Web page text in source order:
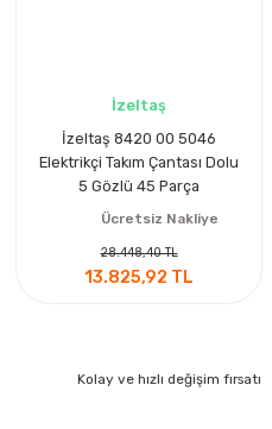
İzeltaş
İzeltaş 8420 00 5046
Elektrikçi Takım Çantası Dolu
5 Gözlü 45 Parça
Ücretsiz Nakliye
28.448,40 TL
13.825,92 TL
Kolay ve hızlı değişim fırsatı